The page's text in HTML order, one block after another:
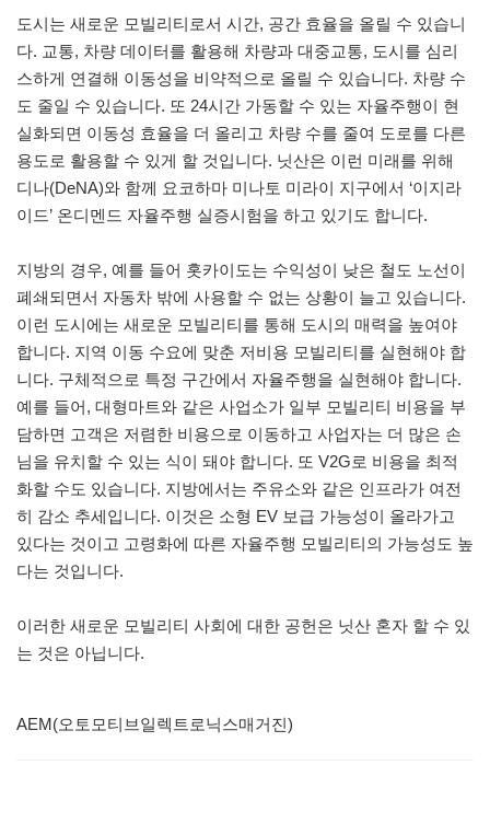
도시는 새로운 모빌리티로서 시간, 공간 효율을 올릴 수 있습니
다. 교통, 차량 데이터를 활용해 차량과 대중교통, 도시를 심리
스하게 연결해 이동성을 비약적으로 올릴 수 있습니다. 차량 수
도 줄일 수 있습니다. 또 24시간 가동할 수 있는 자율주행이 현
실화되면 이동성 효율을 더 올리고 차량 수를 줄여 도로를 다른
용도로 활용할 수 있게 할 것입니다. 닛산은 이런 미래를 위해
디나(DeNA)와 함께 요코하마 미나토 미라이 지구에서 ‘이지라
이드’ 온디멘드 자율주행 실증시험을 하고 있기도 합니다.
지방의 경우, 예를 들어 홋카이도는 수익성이 낮은 철도 노선이
폐쇄되면서 자동차 밖에 사용할 수 없는 상황이 늘고 있습니다.
이런 도시에는 새로운 모빌리티를 통해 도시의 매력을 높여야
합니다. 지역 이동 수요에 맞춘 저비용 모빌리티를 실현해야 합
니다. 구체적으로 특정 구간에서 자율주행을 실현해야 합니다.
예를 들어, 대형마트와 같은 사업소가 일부 모빌리티 비용을 부
담하면 고객은 저렴한 비용으로 이동하고 사업자는 더 많은 손
님을 유치할 수 있는 식이 돼야 합니다. 또 V2G로 비용을 최적
화할 수도 있습니다. 지방에서는 주유소와 같은 인프라가 여전
히 감소 추세입니다. 이것은 소형 EV 보급 가능성이 올라가고
있다는 것이고 고령화에 따른 자율주행 모빌리티의 가능성도 높
다는 것입니다.
이러한 새로운 모빌리티 사회에 대한 공헌은 닛산 혼자 할 수 있
는 것은 아닙니다.
AEM(오토모티브일렉트로닉스매거진)